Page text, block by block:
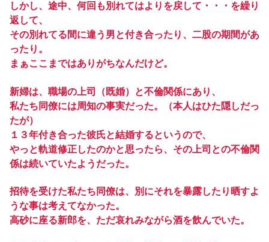
しかし、途中、何回も別れてはよりを戻して・・・を繰り
返して、
その別れてる間に違う男と付き合ったり、二股の期間があ
ったり。
まぁここまではありがちなんだけど。
新婦は、職場の上司（既婚）と不倫関係にあり、
私たち同僚には周知の事実だった。（本人はひた隠しだっ
たが）
１３年付き合った彼氏と結婚するというので、
やっと軌道修正したのかと思ったら、その上司との不倫関
係は続いていたようだった。
招待を受けた私たち同僚は、別にそれを暴露したり晒すよ
うな事は考えてなかった。
高砂に座る新郎を、ただ哀れみながら酒を飲んでいた。